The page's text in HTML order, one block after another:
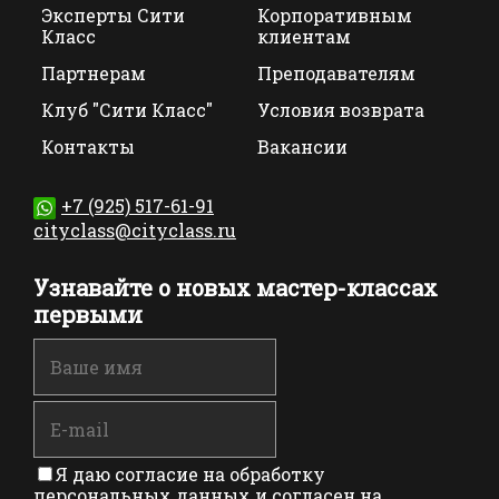
Эксперты Сити
Класс
Корпоративным
клиентам
Партнерам
Преподавателям
Клуб "Сити Класс"
Условия возврата
Контакты
Вакансии
+7 (925) 517-61-91
cityclass@cityclass.ru
Узнавайте о новых мастер-классах
первыми
Я даю согласие на обработку